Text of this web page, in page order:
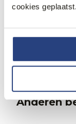
cookies geplaatst.
3 halen, 1 betalen
LM
79,95
Anderen